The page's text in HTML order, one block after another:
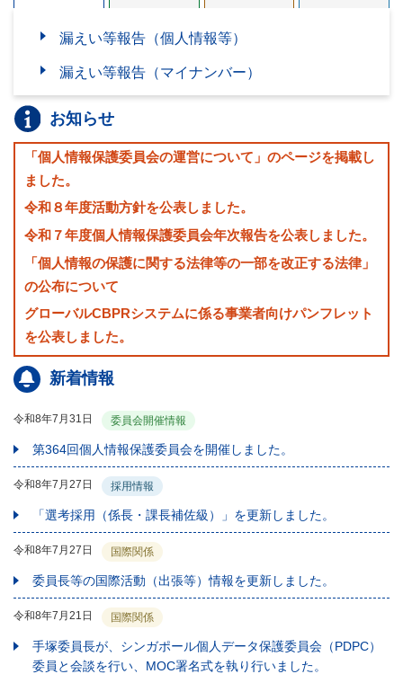
漏えい等報告（個人情報等）
漏えい等報告（マイナンバー）
お知らせ
「個人情報保護委員会の運営について」のページを掲載し
ました。
令和８年度活動方針を公表しました。
令和７年度個人情報保護委員会年次報告を公表しました。
「個人情報の保護に関する法律等の一部を改正する法律」
の公布について
グローバルCBPRシステムに係る事業者向けパンフレット
を公表しました。
新着情報
令和8年7月31日 委員会開催情報
第364回個人情報保護委員会を開催しました。
令和8年7月27日 採用情報
「選考採用（係長・課長補佐級）」を更新しました。
令和8年7月27日 国際関係
委員長等の国際活動（出張等）情報を更新しました。
令和8年7月21日 国際関係
手塚委員長が、シンガポール個人データ保護委員会（PDPC）
委員と会談を行い、MOC署名式を執り行いました。